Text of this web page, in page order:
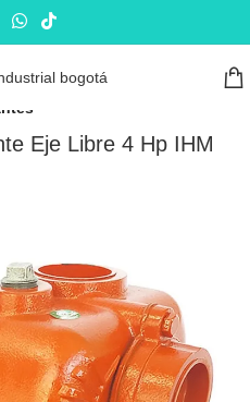
Bombas de Superficie
Eje Libre 4 Hp IHM